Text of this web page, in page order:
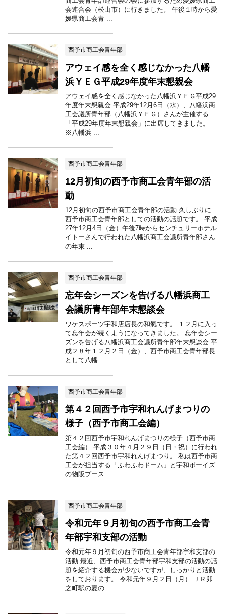
会連合会（松山市）に行きました。 午後１時から愛
媛県商工会青 ...
西予市商工会青年部
アウェイ感を全く感じなかった八幡
浜ＹＥＧ平成29年度年末懇親会
アウェイ感を全く感じなかった八幡浜ＹＥＧ平成29
年度年末懇親会 平成29年12月6日（水）、八幡浜商
工会議所青年部（八幡浜ＹＥＧ）さんが主催する
「平成29年度年末懇親会」に出席してきました。
※八幡浜 ...
西予市商工会青年部
12月初旬の西予市商工会青年部の活
動
12月初旬の西予市商工会青年部の活動 久しぶりに
西予市商工会青年部としての活動の話題です。 平成
27年12月4日（金）午後7時からセンチュリーホテル
イトーさんで行われた八幡浜商工会議所青年部さん
の年末 ...
西予市商工会青年部
忘年会シーズンを告げる八幡浜商工
会議所青年部年末懇談会
ワケスポーツ宇和店店長の和氣です。 １２月に入っ
て忘年会が続くようになってきました。 忘年会シー
ズンを告げる八幡浜商工会議所青年部年末懇談会 平
成２８年１２月２日（金）、西予市商工会青年部長
として八幡 ...
西予市商工会青年部
第４２回西予市宇和れんげまつりの
様子（西予市商工会編）
第４２回西予市宇和れんげまつりの様子（西予市商
工会編） 平成３０年４月２９日（日・祝）に行われ
た第４２回西予市宇和れんげまつり。 私は西予市商
工会が担当する「ふわふわドーム」と宇和ボーイズ
の物販ブース ...
西予市商工会青年部
令和元年９月初旬の西予市商工会青
年部宇和支部の活動
令和元年９月初旬の西予市商工会青年部宇和支部の
活動 最近、西予市商工会青年部宇和支部の活動の話
題を紹介する機会が少ないですが、しっかりと活動
をしております。 令和元年９月２日（月） ＪＲ卯
之町駅の夏の ...